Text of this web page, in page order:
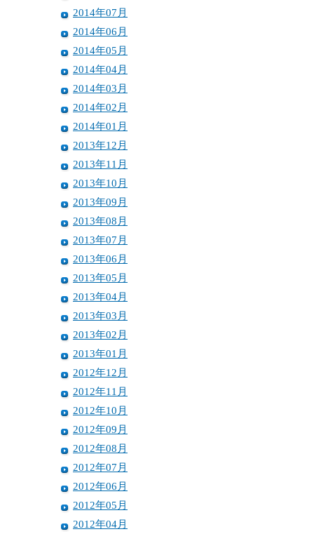
2014年07月
2014年06月
2014年05月
2014年04月
2014年03月
2014年02月
2014年01月
2013年12月
2013年11月
2013年10月
2013年09月
2013年08月
2013年07月
2013年06月
2013年05月
2013年04月
2013年03月
2013年02月
2013年01月
2012年12月
2012年11月
2012年10月
2012年09月
2012年08月
2012年07月
2012年06月
2012年05月
2012年04月